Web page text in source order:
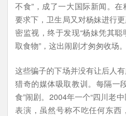
不食”，成了一大国际新闻。
要求下，卫生局又对杨妹进行
密监视，终于发现“杨妹凭其
取食物”，这出闹剧才匆匆收场。
这些骗子的下场并没有让后人
猎奇的媒体吸取教训。每隔一
食”闹剧。2004年一个“四川老
表演，虽然号称不吃任何东西